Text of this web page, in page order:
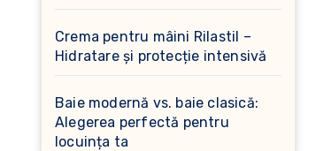
Crema pentru mâini Rilastil –
Hidratare și protecție intensivă
Baie modernă vs. baie clasică:
Alegerea perfectă pentru
locuința ta